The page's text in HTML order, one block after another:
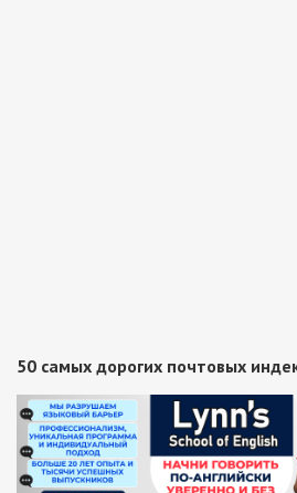
50 самых дорогих почтовых